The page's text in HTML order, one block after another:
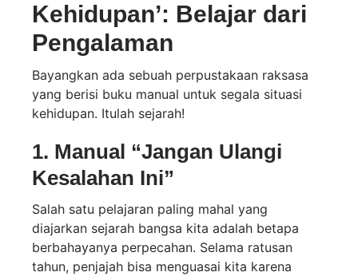
Kehidupan’: Belajar dari
Pengalaman
Bayangkan ada sebuah perpustakaan raksasa
yang berisi buku manual untuk segala situasi
kehidupan. Itulah sejarah!
1. Manual “Jangan Ulangi
Kesalahan Ini”
Salah satu pelajaran paling mahal yang
diajarkan sejarah bangsa kita adalah betapa
berbahayanya perpecahan. Selama ratusan
tahun, penjajah bisa menguasai kita karena